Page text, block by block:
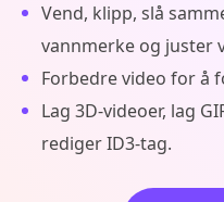
Vend, klipp, slå
vannmerke og juster
Forbedre video for å
Lag 3D-videoer, lag
rediger ID3-tag.